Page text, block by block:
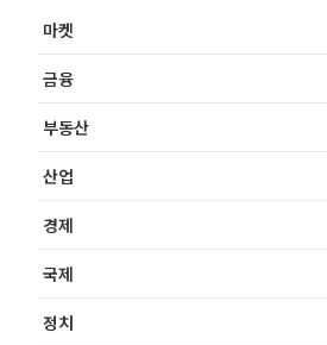
마켓
금융
부동산
산업
경제
국제
정치